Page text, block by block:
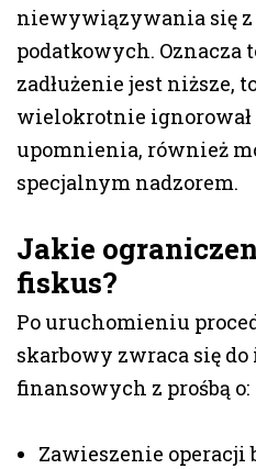
niewywiązywania się z
podatkowych. Oznacza
zadłużenie jest niższe,
wielokrotnie
upomnienia, również
specjalnym nadzorem.
Jakie
fiskus?
Po uruchomieniu
skarbowy zwraca się
finansowych z prośbą o:
Zawieszenie operacji